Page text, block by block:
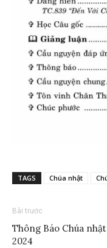
TAGS Chúa nhật
Bài trước
Thông Báo Chúa nhật
2024